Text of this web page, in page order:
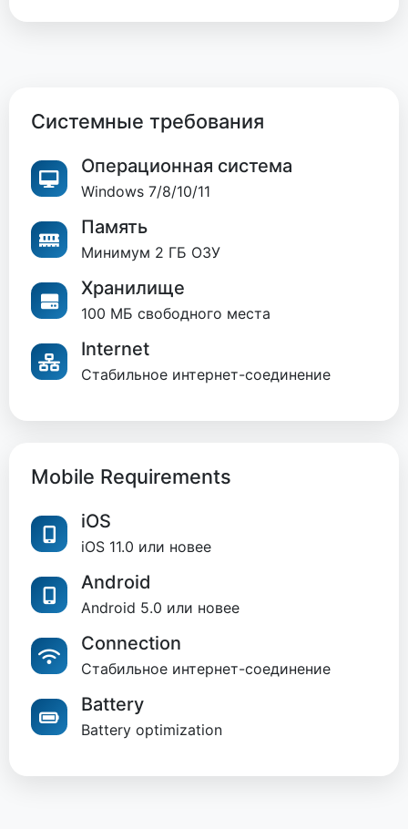
Системные требования
Операционная система
Windows 7/8/10/11
Память
Минимум 2 ГБ ОЗУ
Хранилище
100 МБ свободного места
Internet
Стабильное интернет-соединение
Mobile Requirements
iOS
iOS 11.0 или новее
Android
Android 5.0 или новее
Connection
Стабильное интернет-соединение
Battery
Battery optimization